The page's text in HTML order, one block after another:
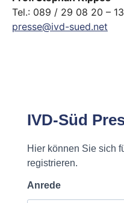
Tel.: 089 / 29 08 20 – 13
presse@ivd-sued.net